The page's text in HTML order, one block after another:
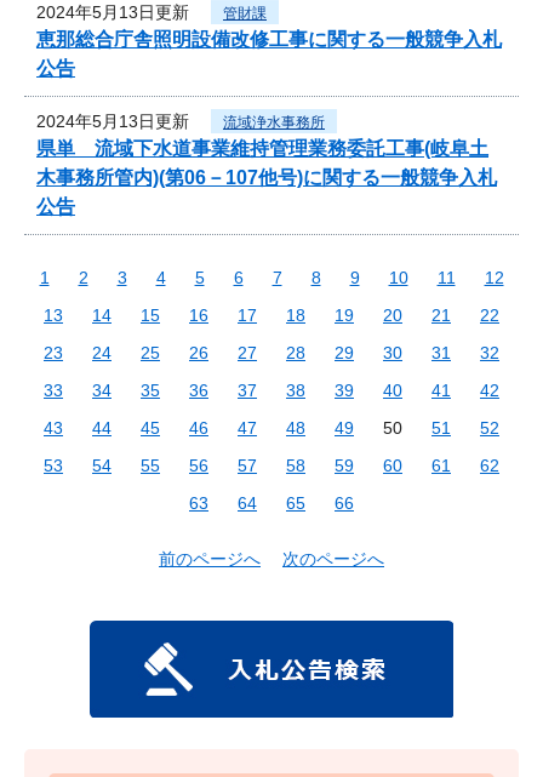
2024年5月13日更新 管財課
恵那総合庁舎照明設備改修工事に関する一般競争入札
公告
2024年5月13日更新 流域浄水事務所
県単 流域下水道事業維持管理業務委託工事(岐阜土
木事務所管内)(第06－107他号)に関する一般競争入札
公告
1 2 3 4 5 6 7 8 9 10 11
12
13
14 15 16 17 18 19 20 21
22
23
24 25 26 27 28 29 30 31
32
33
34 35 36 37 38 39 40 41
42
43
44 45 46 47 48 49 50 51
52
53
54 55 56 57 58 59 60 61
62
63
64 65 66
前のページへ 次のページへ